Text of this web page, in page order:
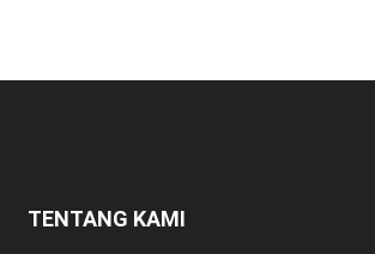
TENTANG KAMI